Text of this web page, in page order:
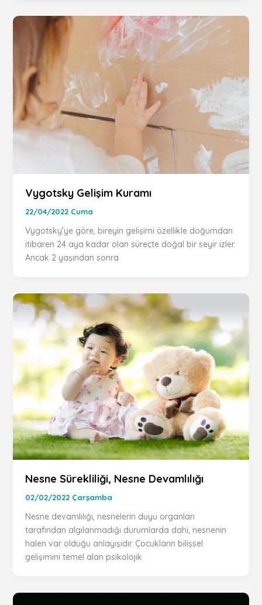
Vygotsky Gelişim Kuramı
22/04/2022 Cuma
Vygotsky’ye göre, bireyin gelişimi özellikle doğumdan
itibaren 24 aya kadar olan süreçte doğal bir seyir izler.
Ancak 2 yaşından sonra
Nesne Sürekliliği, Nesne Devamlılığı
02/02/2022 Çarşamba
Nesne devamlılığı, nesnelerin duyu organları
tarafından algılanmadığı durumlarda dahi, nesnenin
halen var olduğu anlayışıdır. Çocukların bilişsel
gelişimini temel alan psikolojik